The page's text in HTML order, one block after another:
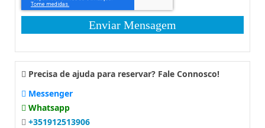
Enviar Mensagem
Precisa de ajuda para reservar? Fale Connosco!
Messenger
Whatsapp
+351912513906